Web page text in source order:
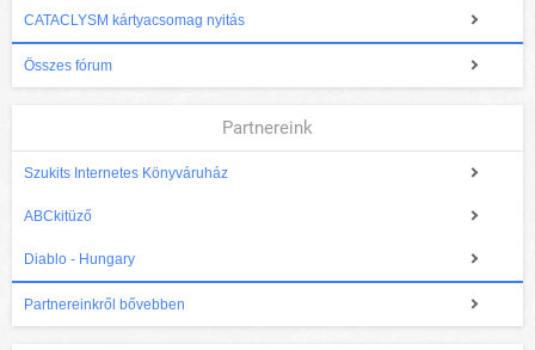
CATACLYSM kártyacsomag nyitás
Összes fórum
Partnereink
Szukits Internetes Könyváruház
ABCkitüző
Diablo - Hungary
Partnereinkről bővebben